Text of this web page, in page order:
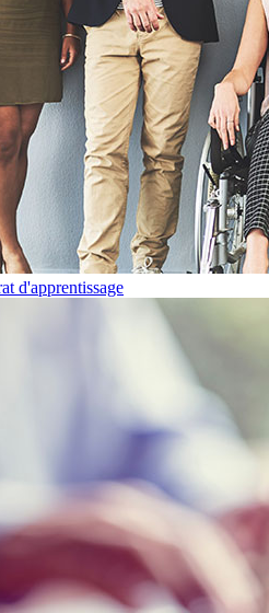
d'apprentissage